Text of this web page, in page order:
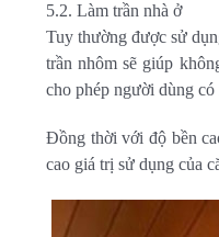
5.2. Làm trần nhà ở
Tuy thường được sử
trần nhôm sẽ giúp
cho phép người dùng
Đồng thời với độ bền
cao giá trị sử dụng của